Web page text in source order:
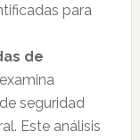
para
de
seguridad
Este análisis